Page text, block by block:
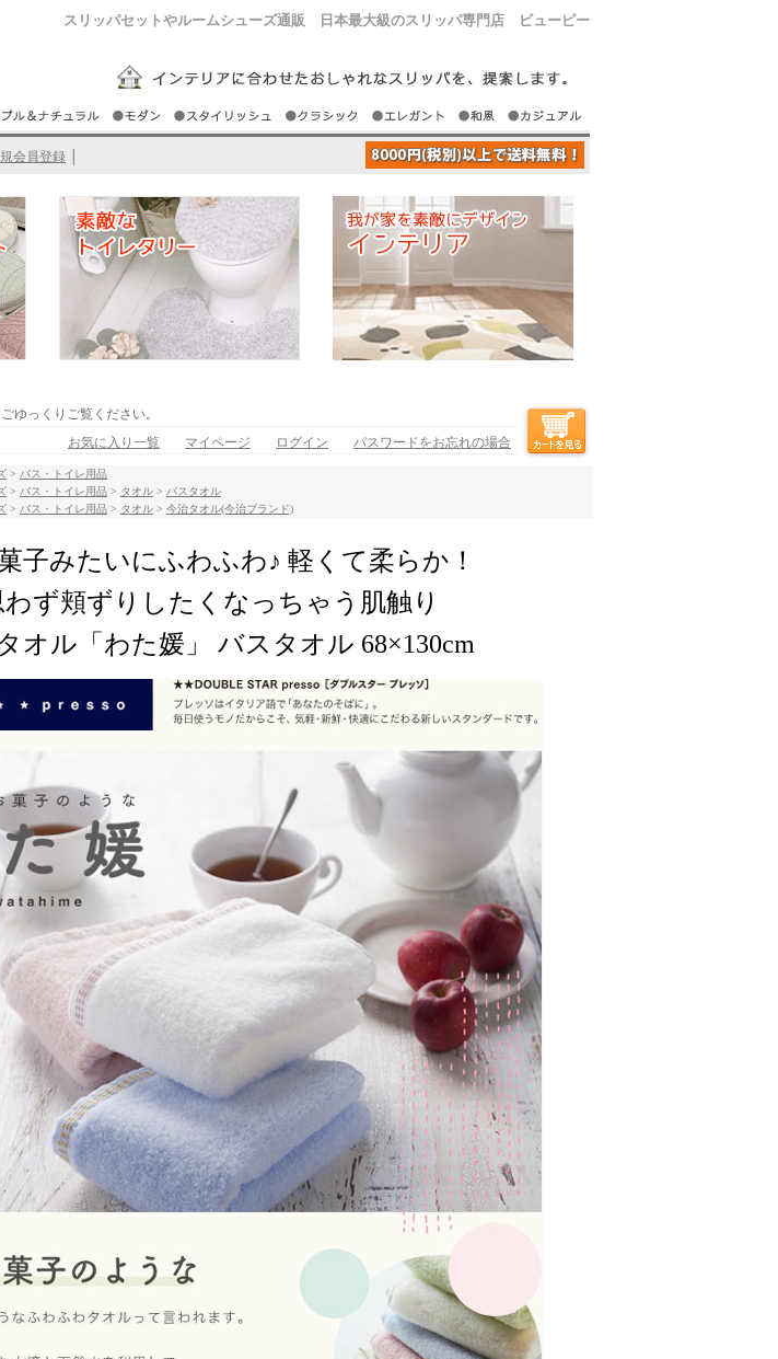
スリッパセットやルームシューズ通販 日本最大級のスリッパ専門店 ビューピー
会員登録
っくりご覧ください。
お気に入り一覧
マイページ ログイン パスワードをお忘れの場合
> バス・トイレ用品
> バス・トイレ用品 > タオル > バスタオル
> バス・トイレ用品 > タオル > 今治タオル(今治ブランド)
子みたいにふわふわ♪ 軽くて柔らか！
わず頬ずりしたくなっちゃう肌触り
オル「わた媛」 バスタオル 68×130cm